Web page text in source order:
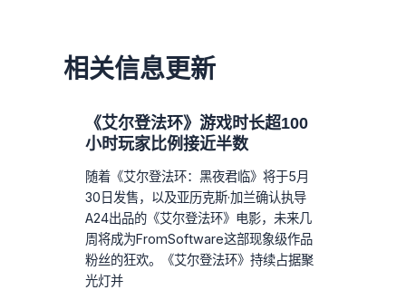
相关信息更新
《艾尔登法环》游戏时长超100
小时玩家比例接近半数
随着《艾尔登法环：黑夜君临》将于5月
30日发售，以及亚历克斯·加兰确认执导
A24出品的《艾尔登法环》电影，未来几
周将成为FromSoftware这部现象级作品
粉丝的狂欢。《艾尔登法环》持续占据聚
光灯并